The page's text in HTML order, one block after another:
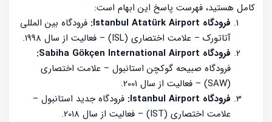
کامل هستید، فهرست پاسخ این ابهام است:
فرودگاه Istanbul Atatürk Airport:
فرودگاه بین المللی
آتاتورک – علامت اختصاری (ISL) – فعالیت از سال 1998.
فرودگاه Sabiha Gökçen International Airport:
فرودگاه صبیحه گوکچن استانبول – علامت اختصاری
(SAW) – فعالیت از سال 2001.
فرودگاه Istanbul Airport:
فرودگاه جدید استانبول –
علامت اختصاری (IST) – فعالیت از سال 2018.